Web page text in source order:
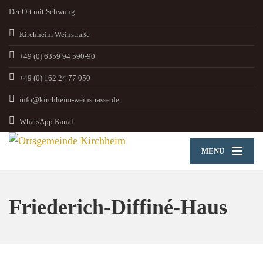
Der Ort mit Schwung
Kirchheim Weinstraße
+49 (0) 6359 94 590-90
+49 (0) 162 24 77 050
info@kirchheim-weinstrasse.de
WhatsApp Kanal
MENU
Friederich-Diffiné-Haus